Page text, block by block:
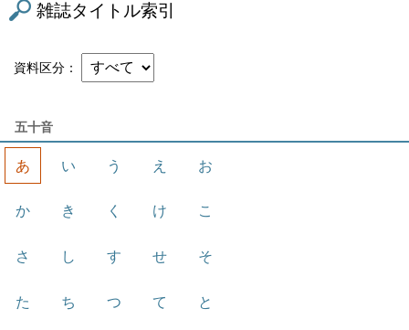
雑誌タイトル索引
資料区分
五十音
あ い う え お
か き く け こ
さ し す せ そ
た ち つ て と